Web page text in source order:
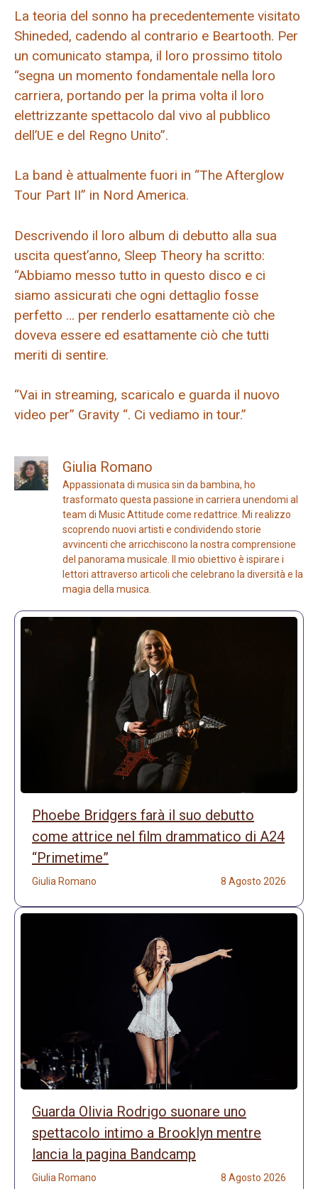
La teoria del sonno ha precedentemente visitato
Shineded, cadendo al contrario e Beartooth. Per
un comunicato stampa, il loro prossimo titolo
“segna un momento fondamentale nella loro
carriera, portando per la prima volta il loro
elettrizzante spettacolo dal vivo al pubblico
dell’UE e del Regno Unito”.
La band è attualmente fuori in “The Afterglow
Tour Part II” in Nord America.
Descrivendo il loro album di debutto alla sua
uscita quest’anno, Sleep Theory ha scritto:
“Abbiamo messo tutto in questo disco e ci
siamo assicurati che ogni dettaglio fosse
perfetto … per renderlo esattamente ciò che
doveva essere ed esattamente ciò che tutti
meriti di sentire.
“Vai in streaming, scaricalo e guarda il nuovo
video per” Gravity “. Ci vediamo in tour.”
Giulia Romano
Appassionata di musica sin da bambina, ho
trasformato questa passione in carriera unendomi al
team di Music Attitude come redattrice. Mi realizzo
scoprendo nuovi artisti e condividendo storie
avvincenti che arricchiscono la nostra comprensione
del panorama musicale. Il mio obiettivo è ispirare i
lettori attraverso articoli che celebrano la diversità e la
magia della musica.
Phoebe Bridgers farà il suo debutto
come attrice nel film drammatico di A24
“Primetime”
Giulia Romano 8 Agosto 2026
Guarda Olivia Rodrigo suonare uno
spettacolo intimo a Brooklyn mentre
lancia la pagina Bandcamp
Giulia Romano 8 Agosto 2026